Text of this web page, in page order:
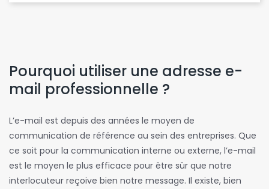
Pourquoi utiliser une adresse e-
mail professionnelle ?
L’e-mail est depuis des années le moyen de
communication de référence au sein des entreprises. Que
ce soit pour la communication interne ou externe, l’e-mail
est le moyen le plus efficace pour être sûr que notre
interlocuteur reçoive bien notre message. Il existe, bien